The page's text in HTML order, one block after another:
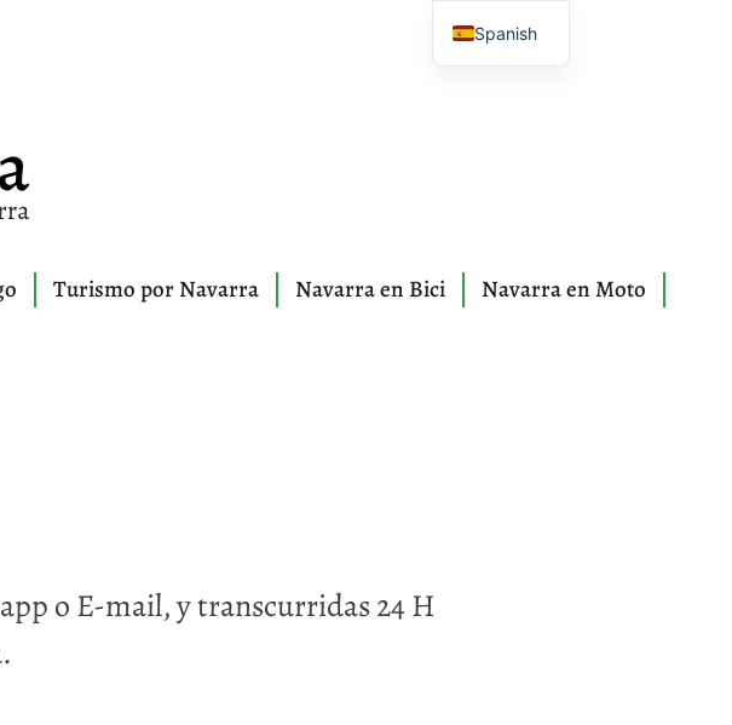
Turismo por Navarra Navarra en Bici
Navarra en Moto
o E-mail, y transcurridas 24 H
Spanish